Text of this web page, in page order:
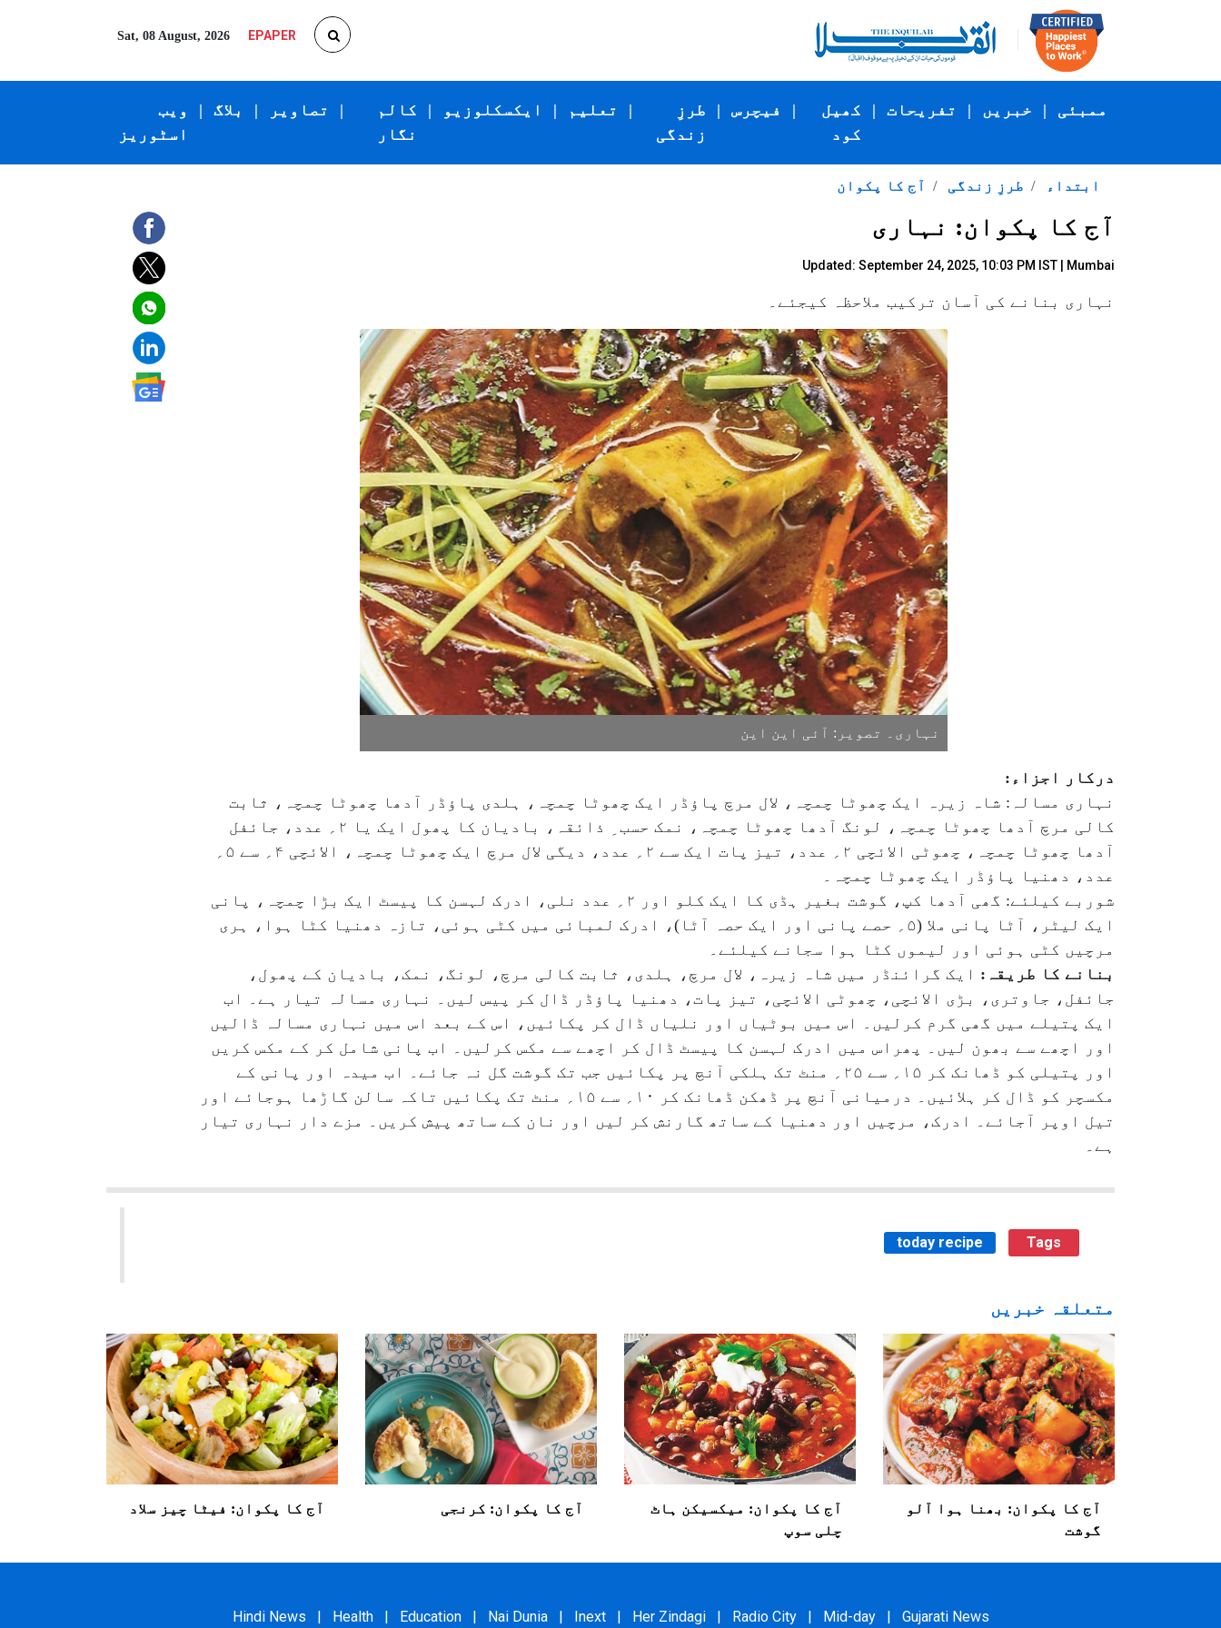
Sat, 08 August, 2026 EPAPER
ویب
اسٹوریز
| بلاگ | تصاویر |
کالم
نگار
| ایکسکلوزیو | تعلیم |
طرزِ
زندگی
| فیچرس |
کھیل
کود
| تفریحات | خبریں | ممبئی
آج کا پکوان طرزِ زندگی ابتداء
آج کا پکوان: نہاری
Updated: September 24, 2025, 10:03 PM IST | Mumbai
نہاری بنانے کی آسان ترکیب ملاحظہ کیجئے۔
نہاری۔ تصویر: آئی این این
درکار اجزاء:
نہاری مسالہ: شاہ زیرہ ایک چھوٹا چمچہ، لال مرچ پاؤڈر ایک چھوٹا چمچہ، ہلدی پاؤڈر آدھا چھوٹا چمچہ، ثابت
کالی مرچ آدھا چھوٹا چمچہ، لونگ آدھا چھوٹا چمچہ، نمک حسب ِ ذائقہ، بادیان کا پھول ایک یا ۲؍ عدد، جائفل
آدھا چھوٹا چمچہ، چھوٹی الائچی ۲؍ عدد، تیز پات ایک سے ۲؍ عدد، دیگی لال مرچ ایک چھوٹا چمچہ، الائچی ۴؍ سے ۵؍
عدد، دھنیا پاؤڈر ایک چھوٹا چمچہ۔
شوربے کیلئے: گھی آدھا کپ، گوشت بغیر ہڈی کا ایک کلو اور ۲؍ عدد نلی، ادرک لہسن کا پیسٹ ایک بڑا چمچہ، پانی
ایک لیٹر، آٹا پانی ملا (۵؍ حصے پانی اور ایک حصہ آٹا)، ادرک لمبائی میں کٹی ہوئی، تازہ دھنیا کٹا ہوا، ہری
مرچیں کٹی ہوئی اور لیموں کٹا ہوا سجانے کیلئے۔
بنانے کا طریقہ: ایک گرائنڈر میں شاہ زیرہ، لال مرچ، ہلدی، ثابت کالی مرچ، لونگ، نمک، بادیان کے پھول،
جائفل، جاوتری، بڑی الائچی، چھوٹی الائچی، تیز پات، دھنیا پاؤڈر ڈال کر پیس لیں۔ نہاری مسالہ تیار ہے۔ اب
ایک پتیلے میں گھی گرم کرلیں۔ اس میں بوٹیاں اور نلیاں ڈال کر پکائیں، اس کے بعد اس میں نہاری مسالہ ڈالیں
اور اچھے سے بھون لیں۔ پھراس میں ادرک لہسن کا پیسٹ ڈال کر اچھے سے مکس کرلیں۔ اب پانی شامل کر کے مکس کریں
اور پتیلی کو ڈھانک کر ۱۵؍ سے ۲۵؍ منٹ تک ہلکی آنچ پر پکائیں جب تک گوشت گل نہ جائے۔ اب میدہ اور پانی کے
مکسچر کو ڈال کر ہلائیں۔ درمیانی آنچ پر ڈھکن ڈھانک کر ۱۰؍ سے ۱۵؍ منٹ تک پکائیں تاکہ سالن گاڑھا ہوجائے اور
تیل اوپر آجائے۔ ادرک، مرچیں اور دھنیا کے ساتھ گارنش کر لیں اور نان کے ساتھ پیش کریں۔ مزے دار نہاری تیار
ہے۔
today recipe Tags
متعلقہ خبریں
آج کا پکوان: بھنا ہوا آلو
گوشت
آج کا پکوان: میکسیکن ہاٹ
چلی سوپ
آج کا پکوان: کرنجی آج کا پکوان: فیٹا چیز سلاد
Hindi News | Health | Education | Nai Dunia | Inext | Her Zindagi | Radio City | Mid-day | Gujarati News